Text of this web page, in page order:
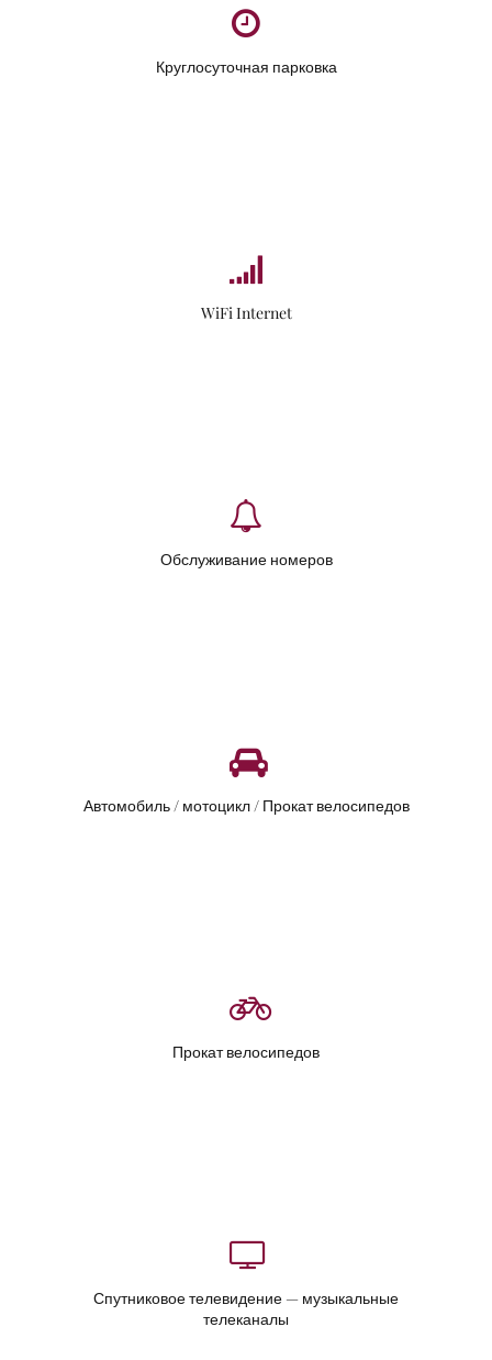
Круглосуточная парковка
WiFi Internet
Обслуживание номеров
Автомобиль / мотоцикл / Прокат велосипедов
Прокат велосипедов
Спутниковое телевидение — музыкальные
телеканалы